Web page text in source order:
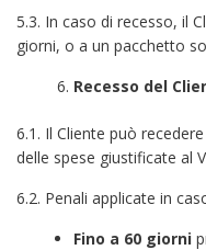
5.3. In caso di recesso, il
giorni, o a un pacchetto
Recesso del
6.1. Il Cliente può
delle spese giustificate al
6.2. Penali applicate in
Fino a 60 giorni